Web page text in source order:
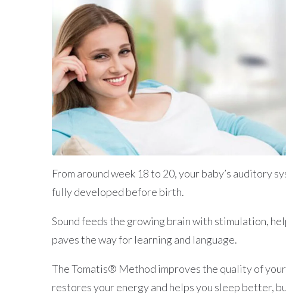
From around week 18 to 20, your baby’s auditory
fully developed before birth.
Sound feeds the growing brain with stimulation,
paves the way for learning and language.
The Tomatis® Method improves the quality of
restores your energy and helps you sleep better,